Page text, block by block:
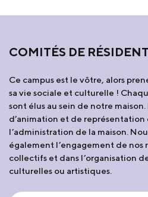
COMITÉS DE
Ce campus est le vôtre, alors
sa vie sociale et culturelle !
sont élus au sein de notre
d’animation et de représentation
l’administration de la maison.
également l’engagement de nos
collectifs et dans l’organisation
culturelles ou artistiques.